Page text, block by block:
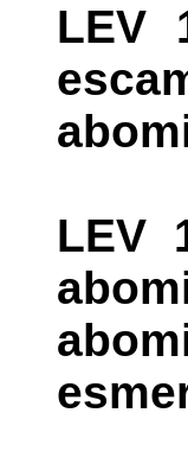
LEV
LEV